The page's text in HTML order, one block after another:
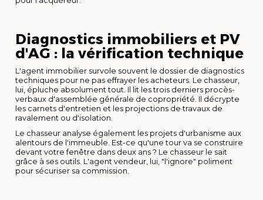
Diagnostics immobiliers et PV
d'AG : la vérification technique
L'agent immobilier survole souvent le dossier de diagnostics
techniques pour ne pas effrayer les acheteurs. Le chasseur,
lui, épluche absolument tout. Il lit les trois derniers procès-
verbaux d'assemblée générale de copropriété. Il décrypte
les carnets d'entretien et les projections de travaux de
ravalement ou d'isolation.
Le chasseur analyse également les projets d'urbanisme aux
alentours de l'immeuble. Est-ce qu'une tour va se construire
devant votre fenêtre dans deux ans ? Le chasseur le sait
grâce à ses outils. L'agent vendeur, lui, "l'ignore" poliment
pour sécuriser sa commission.